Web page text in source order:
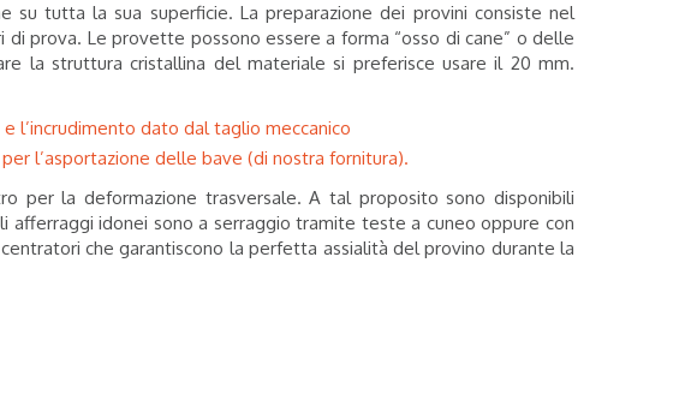
tutta la sua superficie. La preparazione dei provini consiste nel
di prova. Le provette possono essere a forma “osso di cane” o delle
la struttura cristallina del materiale si preferisce usare il 20 mm.
l’incrudimento dato dal taglio meccanico
l’asportazione delle bave (di nostra fornitura).
per la deformazione trasversale. A tal proposito sono disponibili
afferraggi idonei sono a serraggio tramite teste a cuneo oppure con
che garantiscono la perfetta assialità del provino durante la